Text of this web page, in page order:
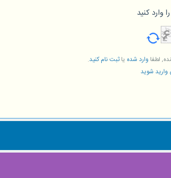
وارد کنید
لطفا وارد شده یاثبت نام کنید.
وارید شوید